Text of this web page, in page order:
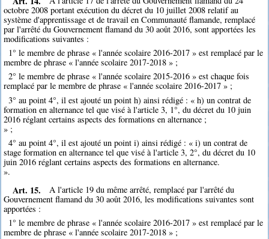
octobre 2008 portant exécution du décret du 10 juillet 2008 relatif au
système d'apprentissage et de travail en Communauté flamande, remplacé
par l'arrêté du Gouvernement flamand du 30 août 2016, sont apportées les
modifications suivantes :
1° le membre de phrase « l'année scolaire 2016-2017 » est remplacé par le
membre de phrase « l'année scolaire 2017-2018 » ;
2° le membre de phrase « l'année scolaire 2015-2016 » est chaque fois
remplacé par le membre de phrase « l'année scolaire 2016-2017 » ;
3° au point 4°, il est ajouté un point h) ainsi rédigé : « h) un contrat de
formation en alternance tel que visé à l'article 3, 1°, du décret du 10 juin
2016 réglant certains aspects des formations en alternance ;
» ;
4° au point 4°, il est ajouté un point i) ainsi rédigé : « i) un contrat de
stage formation en alternance tel que visé à l'article 3, 2°, du décret du 10
juin 2016 réglant certains aspects des formations en alternance.
».
Art. 15.
A l'article 19 du même arrêté, remplacé par l'arrêté du
Gouvernement flamand du 30 août 2016, les modifications suivantes sont
apportées :
1° le membre de phrase « l'année scolaire 2016-2017 » est remplacé par le
membre de phrase « l'année scolaire 2017-2018 » ;